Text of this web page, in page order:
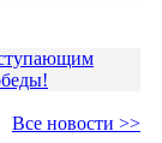
Все новости >>